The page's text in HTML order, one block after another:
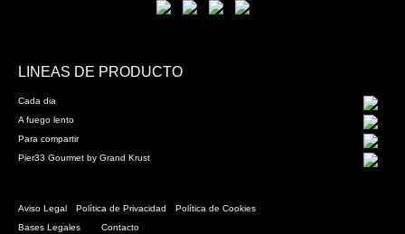
LINEAS DE PRODUCTO
Cada dia
A fuego lento
Para compartir
Pier33 Gourmet by Grand Krust
Aviso Legal Política de Privacidad
Política de Cookies
Bases Legales
Contacto